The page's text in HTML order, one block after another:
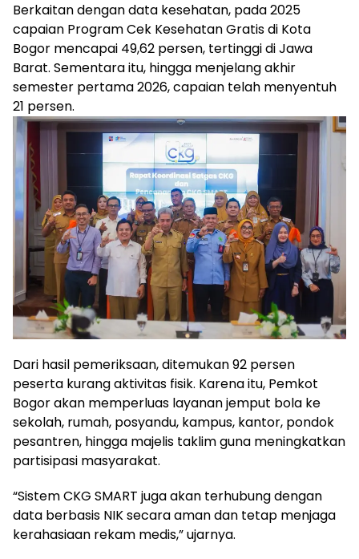
Berkaitan dengan data kesehatan, pada 2025
capaian Program Cek Kesehatan Gratis di Kota
Bogor mencapai 49,62 persen, tertinggi di Jawa
Barat. Sementara itu, hingga menjelang akhir
semester pertama 2026, capaian telah menyentuh
21 persen.
Dari hasil pemeriksaan, ditemukan 92 persen
peserta kurang aktivitas fisik. Karena itu, Pemkot
Bogor akan memperluas layanan jemput bola ke
sekolah, rumah, posyandu, kampus, kantor, pondok
pesantren, hingga majelis taklim guna meningkatkan
partisipasi masyarakat.
“Sistem CKG SMART juga akan terhubung dengan
data berbasis NIK secara aman dan tetap menjaga
kerahasiaan rekam medis,” ujarnya.